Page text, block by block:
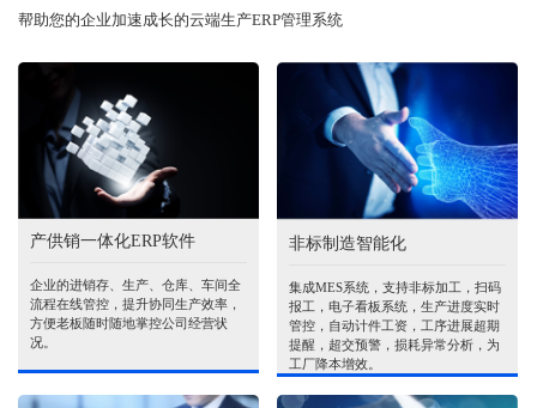
帮助您的企业加速成长的云端生产ERP管理系统
产供销一体化ERP软件
企业的进销存、生产、仓库、车间全
流程在线管控，提升协同生产效率，
方便老板随时随地掌控公司经营状
况。
非标制造智能化
集成MES系统，支持非标加工，扫码
报工，电子看板系统，生产进度实时
管控，自动计件工资，工序进展超期
提醒，超交预警，损耗异常分析，为
工厂降本增效。